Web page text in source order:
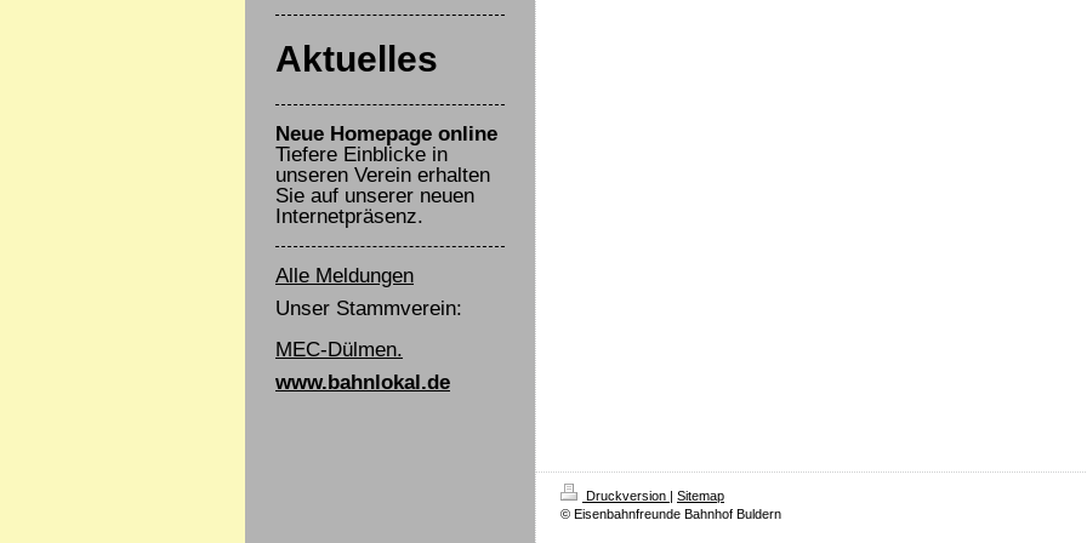
Aktuelles
Neue Homepage online
Tiefere Einblicke in
unseren Verein erhalten
Sie auf unserer neuen
Internetpräsenz.
Alle Meldungen
Unser Stammverein:
MEC-Dülmen.
www.bahnlokal.de
Druckversion | Sitemap
© Eisenbahnfreunde Bahnhof Buldern